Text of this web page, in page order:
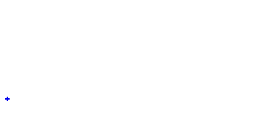
+